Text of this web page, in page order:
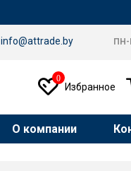
info@attrade.by ПН-
0
Избранное
О компании